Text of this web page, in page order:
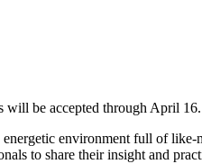
will be accepted through April 16.
environment full of
to share their insight and